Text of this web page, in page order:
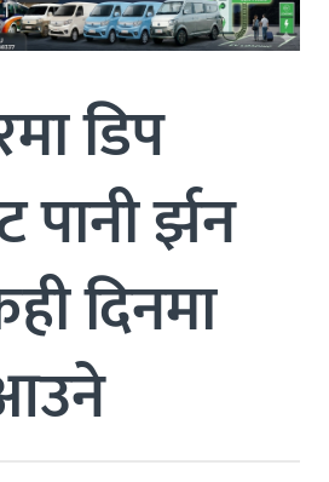
डिप
पानी र्झन
दिनमा